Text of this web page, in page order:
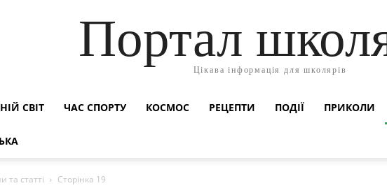
Портал
Цікава інформація для школярів
СВІТ ЧАС СПОРТУ КОСМОС РЕЦЕПТИ ПОДІЇ ПРИКОЛИ
та статті Сторінка 19